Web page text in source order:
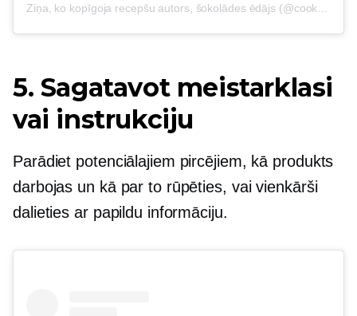
5. Sagatavot meistarklasi
vai instrukciju
Parādiet potenciālajiem pircējiem, kā produkts
darbojas un kā par to rūpēties, vai vienkārši
dalieties ar papildu informāciju.